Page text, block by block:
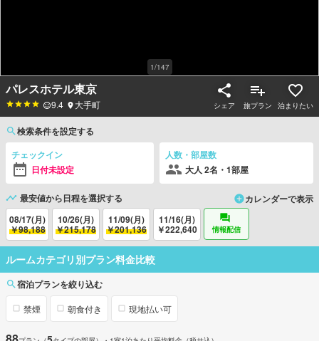
1/147
パレスホテル東京
9.4 大手町 シェア 旅プラン 泊まりたい
検索条件を設定する
チェックイン
日付未設定
人数・部屋数
大人 2名・1部屋
最安値から日程を選択する
カレンダーで表示
08/17(月)
￥98,188
10/26(月)
￥215,178
11/09(月)
￥201,136
11/16(月)
￥222,640 情報配信
ルームカテゴリ別プラン料金比較
宿泊プランを絞り込む
禁煙 朝食付き 現地払い可